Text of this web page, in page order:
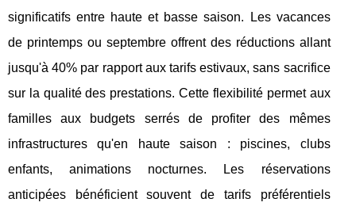
significatifs entre haute et basse saison. Les vacances
de printemps ou septembre offrent des réductions allant
jusqu'à 40% par rapport aux tarifs estivaux, sans sacrifice
sur la qualité des prestations. Cette flexibilité permet aux
familles aux budgets serrés de profiter des mêmes
infrastructures qu'en haute saison : piscines, clubs
enfants, animations nocturnes. Les réservations
anticipées bénéficient souvent de tarifs préférentiels